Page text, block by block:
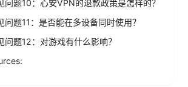
问题10：心安VPN的退款政策是怎样的？
问题11：是否能在多设备同时使用？
问题12：对游戏有什么影响？